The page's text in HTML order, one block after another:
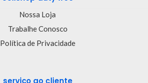
Nossa Loja
Trabalhe Conosco
Política de Privacidade
serviço ao cliente